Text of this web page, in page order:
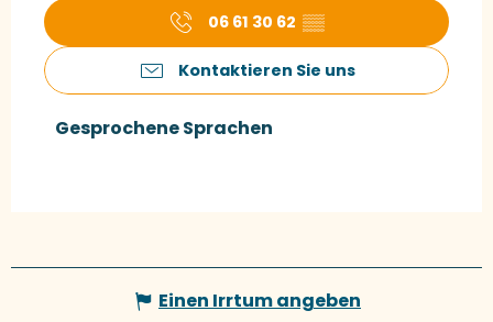
06 61 30 62 ▒▒
Kontaktieren Sie uns
Gesprochene Sprachen
Gesprochene Sprachen
Einen Irrtum angeben